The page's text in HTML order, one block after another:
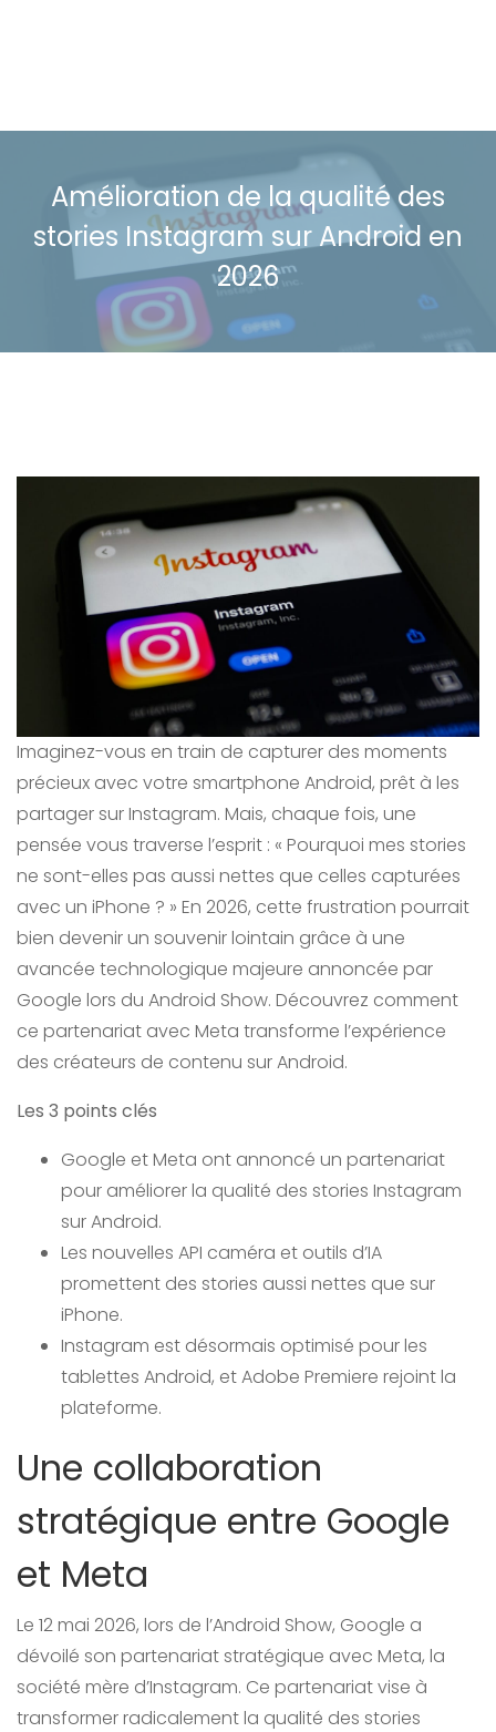
Amélioration de la qualité des
stories Instagram sur Android en
2026
Imaginez-vous en train de capturer des moments
précieux avec votre smartphone Android, prêt à les
partager sur Instagram. Mais, chaque fois, une
pensée vous traverse l’esprit : « Pourquoi mes stories
ne sont-elles pas aussi nettes que celles capturées
avec un iPhone ? » En 2026, cette frustration pourrait
bien devenir un souvenir lointain grâce à une
avancée technologique majeure annoncée par
Google lors du Android Show. Découvrez comment
ce partenariat avec Meta transforme l’expérience
des créateurs de contenu sur Android.
Les 3 points clés
Google et Meta ont annoncé un partenariat
pour améliorer la qualité des stories Instagram
sur Android.
Les nouvelles API caméra et outils d’IA
promettent des stories aussi nettes que sur
iPhone.
Instagram est désormais optimisé pour les
tablettes Android, et Adobe Premiere rejoint la
plateforme.
Une collaboration
stratégique entre Google
et Meta
Le 12 mai 2026, lors de l’Android Show, Google a
dévoilé son partenariat stratégique avec Meta, la
société mère d’Instagram. Ce partenariat vise à
transformer radicalement la qualité des stories